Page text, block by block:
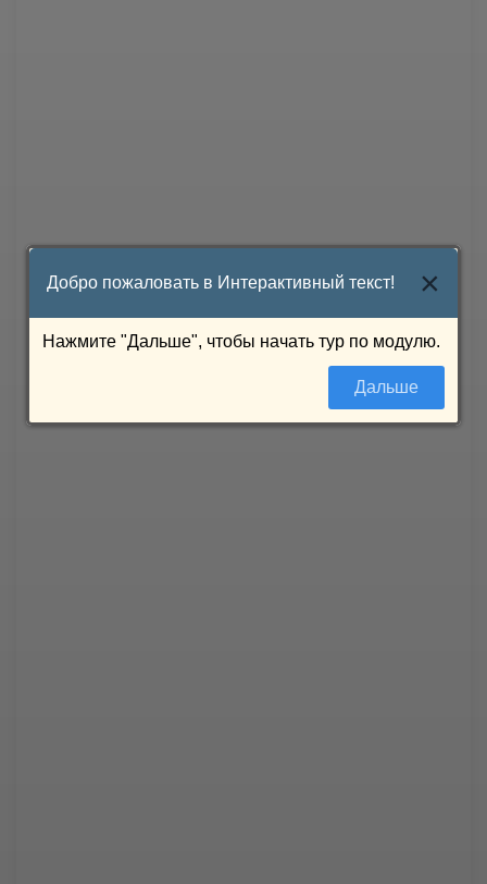
Добро пожаловать в Интерактивный текст! ×
Нажмите "Дальше", чтобы начать тур по модулю.
Дальше